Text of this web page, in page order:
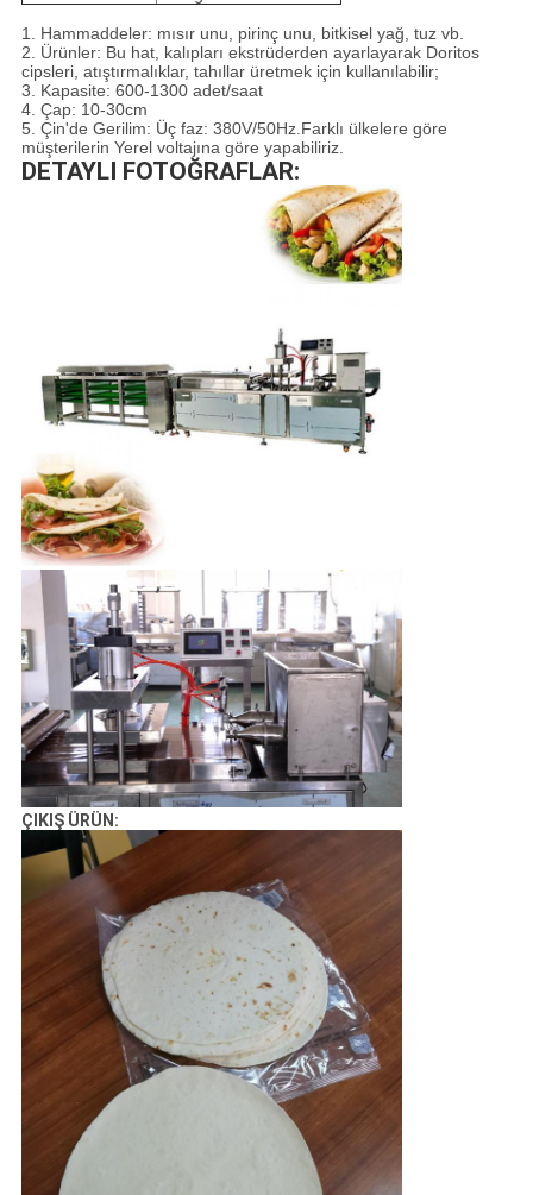
1. Hammaddeler: mısır unu, pirinç unu, bitkisel yağ, tuz vb.
2. Ürünler: Bu hat, kalıpları ekstrüderden ayarlayarak Doritos
cipsleri, atıştırmalıklar, tahıllar üretmek için kullanılabilir;
3. Kapasite: 600-1300 adet/saat
4. Çap: 10-30cm
5. Çin'de Gerilim: Üç faz: 380V/50Hz.Farklı ülkelere göre
müşterilerin Yerel voltajına göre yapabiliriz.
DETAYLI FOTOĞRAFLAR:
ÇIKIŞ ÜRÜN: